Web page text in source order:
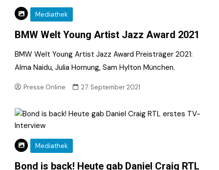
Mediathek
BMW Welt Young Artist Jazz Award 2021
BMW Welt Young Artist Jazz Award Preisträger 2021:
Alma Naidu, Julia Hornung, Sam Hylton München.
Presse.Online 27. September 2021
Mediathek
Bond is back! Heute gab Daniel Craig RTL